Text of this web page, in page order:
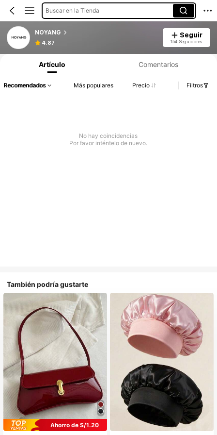
Buscar en la Tienda
NOYANG
4.87
Seguir
154 Seguidores
Artículo Comentarios
Recomendados Más populares Precio Filtros
No hay coincidencias
Por favor inténtelo de nuevo.
También podría gustarte
Ahorro de S/1.20